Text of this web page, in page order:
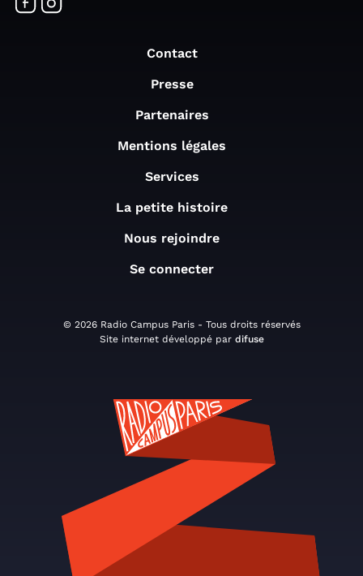
Contact
Presse
Partenaires
Mentions légales
Services
La petite histoire
Nous rejoindre
Se connecter
© 2026 Radio Campus Paris - Tous droits réservés
Site internet développé par difuse